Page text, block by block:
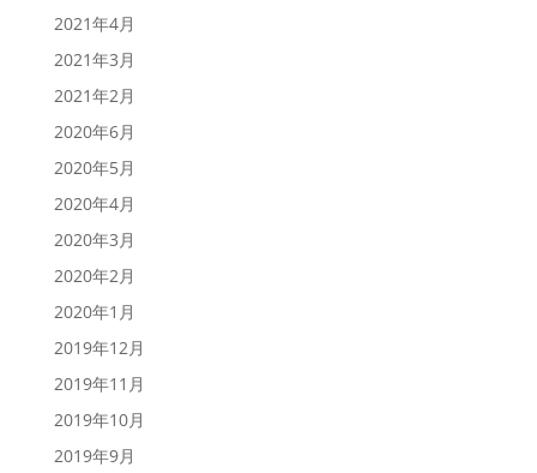
2021年4月
2021年3月
2021年2月
2020年6月
2020年5月
2020年4月
2020年3月
2020年2月
2020年1月
2019年12月
2019年11月
2019年10月
2019年9月